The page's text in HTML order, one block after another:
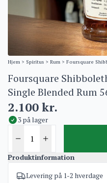
Hjem > Spiritus > Rum > Foursquare
Foursquare
Single Blended Rum
2.100kr.
3 på lager
Produktinformation
Varenummer
3218
Levering på 1-2 hverdage